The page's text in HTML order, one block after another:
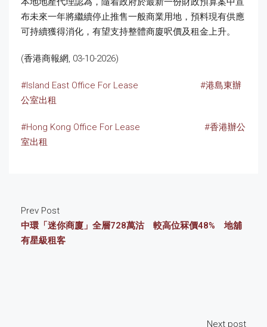
布未來一年將繼續停止推售一般商業用地，預料現有供應
可持續獲得消化，有望支持整體商廈呎價及租金上升。
(香港商報網, 03-10-2026)
#Island East Office For Lease
#港島東辦
公室出租
#Hong Kong Office For Lease
#香港辦公
室出租
Prev Post
中環「迷你商廈」全層728萬沽 較高位冧價48% 地舖
有星級租客
Next post